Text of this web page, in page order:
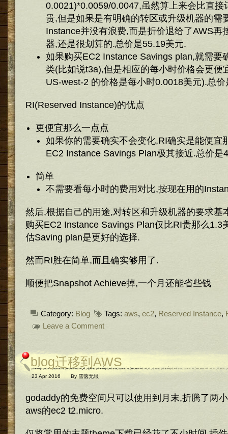
0.0021)*0.0059/0.0047,虽然算上来会比直接
贵,但是如果是有明确的转区或升级机器的需
Instance并没有浪费,而是折价退给了AWS再
器,还是很划算的.总价是55.19美元.
如果购买EC2 Instance Savings plan,就需要
类(比如说t3a),但是相应的每小时价格会更便
US-west-2 的价格是每小时0.0018美元).总
RI(Reserved Instance)的优点
更便宜那么一点点
如果你的需要确实不会变化,RI确实是能便宜
EC2 Instance Savings Plan极其接近.总价是
简单
不需要看每小时的费用对比,按现在用的
然后,根据自己的用途,对转区和升级机器的要求基
购买EC2 Instance Savings Plan仅比RI贵那么1.3
估Saving plan是更好的选择.
然而RI胜在简单,而且确实够用了.
顺便把Snapshot Achieve掉,一个月还能省些钱
Category: Blog Tags: aws, ec2, Reserved Instance,
Leave a Comment
blog迁移到AWS
23 Apr 2016 By 雪落无垠
godaddy的免费空间只可以使用到月末,折腾了两
aws的ec2 t2.micro.